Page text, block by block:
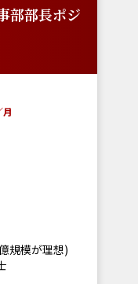
部部長ポジ
月
規模が理想)